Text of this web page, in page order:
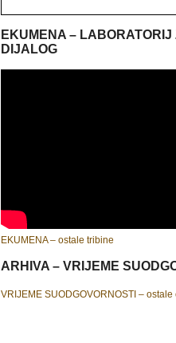
EKUMENA – LABORATORIJ
DIJALOG
EKUMENA – ostale tribine
ARHIVA – VRIJEME
VRIJEME SUODGOVORNOSTI – ostale